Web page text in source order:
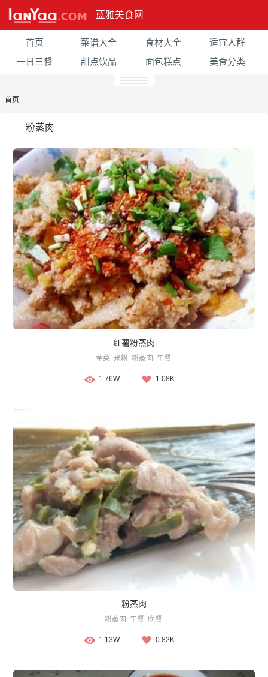
蓝雅美食网
首页 菜谱大全 食材大全
适宜人群
一日三餐
甜点饮品 面包糕点 美食分类
首页
粉蒸肉
红薯粉蒸肉
荤菜 米粉 粉蒸肉 午餐
1.76W 1.08K
粉蒸肉
粉蒸肉 午餐 晚餐
1.13W 0.82K